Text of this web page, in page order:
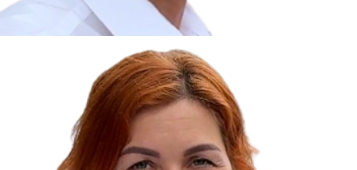
Zákon uvádza, že môžeme ukladať cookies na vašom
zariadení, pokiaľ sú nevyhnutne nutné pre prevádzku tejto
Cookies, ktoré používame
Technické a nevyhnutné cookies
Analytické a marketingové cookies
Reklamné úložisko